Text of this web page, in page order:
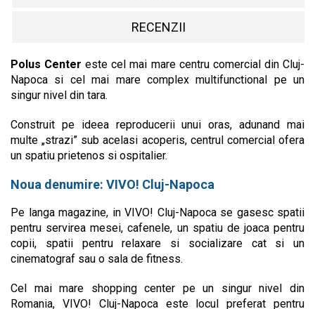
RECENZII
Polus Centereste cel mai mare centru comercial din Cluj-
Napoca si cel mai mare complex multifunctional pe un
singur nivel din tara.
Construit pe ideea reproducerii unui oras, adunand mai
multe „strazi” sub acelasi acoperis, centrul comercial ofera
un spatiu prietenos si ospitalier.
Noua denumire: VIVO! Cluj-Napoca
Pe langa magazine, in VIVO! Cluj-Napoca se gasesc spatii
pentru servirea mesei, cafenele, un spatiu de joaca pentru
copii, spatii pentru relaxare si socializare cat si un
cinematograf sau o sala de fitness.
Cel mai mare shopping center pe un singur nivel din
Romania, VIVO! Cluj-Napoca este locul preferat pentru